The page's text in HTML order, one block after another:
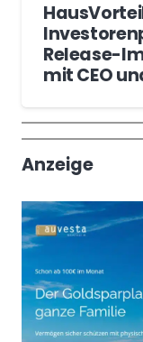
Release-
mit CEO
Anzeige